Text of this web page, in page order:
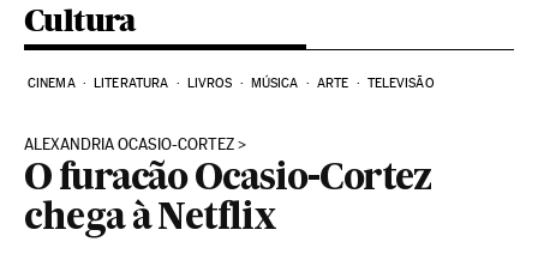
Cultura
CINEMA LITERATURA LIVROS MÚSICA ARTE TELEVISÃO
ALEXANDRIA OCASIO-CORTEZ
O furacão Ocasio-Cortez
chega à Netflix